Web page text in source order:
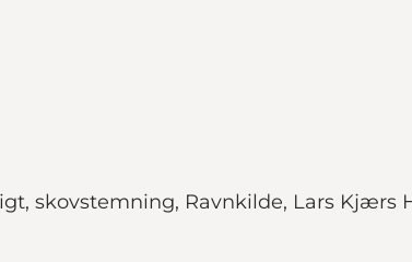
skovstemning, Ravnkilde, Lars Kjærs